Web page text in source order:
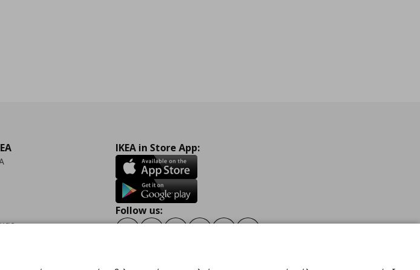
IKEA in Store App:
Follow us: